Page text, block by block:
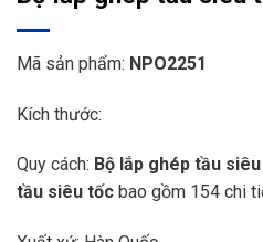
Mã sản phẩm: NPO2251
Kích thước:
Quy cách: Bộ lắp ghép tầu
tầu siêu tốc bao gồm 154 chi